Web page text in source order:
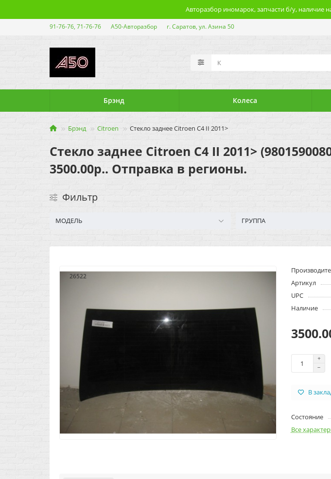
Авторазбор иномарок, запчасти б/у, наличие
91-76-76, 71-76-76 А50-Авторазбор г. Саратов, ул. Азина 50
Брэнд Колеса
Брэнд Citroen Стекло заднее Citroen C4 II 2011>
Стекло заднее Citroen C4 II 2011>
3500.00р.. Отправка в регионы.
Фильтр
МОДЕЛЬ ГРУППА
26522
Артикул
UPC
Наличие
В
Состояние
Все